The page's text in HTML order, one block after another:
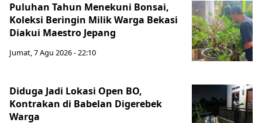
Puluhan Tahun Menekuni Bonsai,
Koleksi Beringin Milik Warga Bekasi
Diakui Maestro Jepang
Jumat, 7 Agu 2026 - 22:10
Diduga Jadi Lokasi Open BO,
Kontrakan di Babelan Digerebek
Warga